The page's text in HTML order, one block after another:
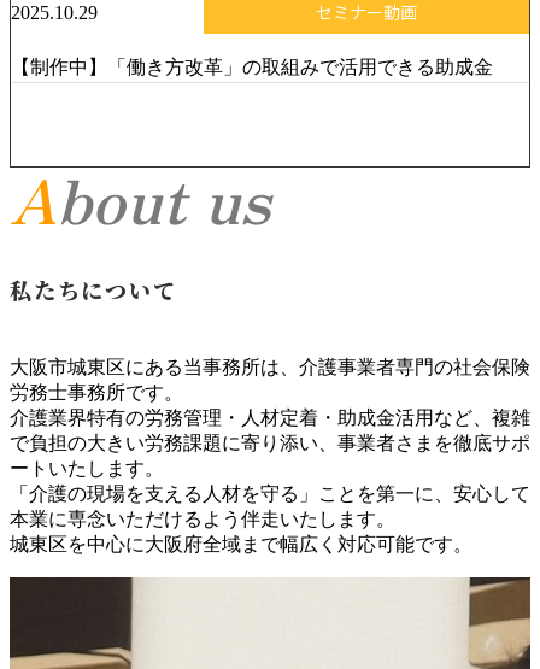
2025.10.29
セミナー動画
【制作中】「働き方改革」の取組みで活用できる助成金
About us
私たちについて
大阪市城東区にある当事務所は、介護事業者専門の社会保険
労務士事務所です。
介護業界特有の労務管理・人材定着・助成金活用など、複雑
で負担の大きい労務課題に寄り添い、事業者さまを徹底サポ
ートいたします。
「介護の現場を支える人材を守る」ことを第一に、安心して
本業に専念いただけるよう伴走いたします。
城東区を中心に大阪府全域まで幅広く対応可能です。